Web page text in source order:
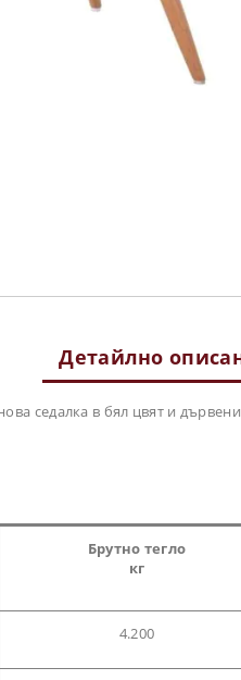
Детайлно
седалка в бял цвят и
Брутно тегло
кг
4.200